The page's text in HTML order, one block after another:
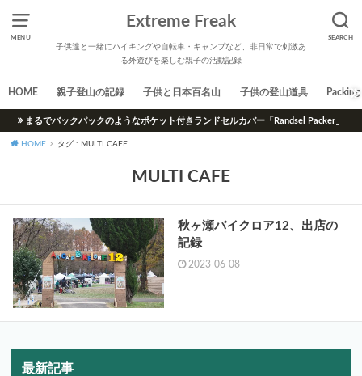
MENU SEARCH
Extreme Freak
子供達と一緒にハイキングや自転車・キャンプなど、非日常で刺激あ
る外遊びを楽しむ親子の活動記録
HOME 親子登山の記録 子供と日本百名山 子供の登山道具 Packing
まるでバックパックのようなポケット付きランドセルカバー「Randsel Packer」
HOME タグ : MULTI CAFE
MULTI CAFE
秋ヶ瀬バイクロア12、出店の
記録
2023-06-08
最新記事